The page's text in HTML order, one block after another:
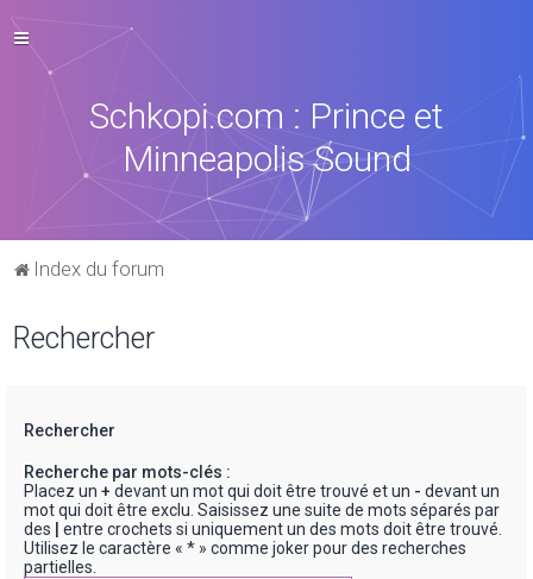
Schkopi.com : Prince et
Minneapolis Sound
Index du forum
Rechercher
Rechercher
Recherche par mots-clés :
Placez un + devant un mot qui doit être trouvé et un - devant un
mot qui doit être exclu. Saisissez une suite de mots séparés par
des
entre crochets si uniquement un des mots doit être trouvé.
Utilisez le caractère « * » comme joker pour des recherches
partielles.